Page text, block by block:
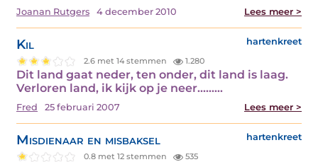
Joanan Rutgers 4 december 2010 Lees meer >
Kil hartenkreet
2.6 met 14 stemmen 1.280
Dit land gaat neder, ten onder, dit land is laag.
Verloren land, ik kijk op je neer......…
Fred 25 februari 2007 Lees meer >
Misdienaar en misbaksel hartenkreet
0.8 met 12 stemmen 535